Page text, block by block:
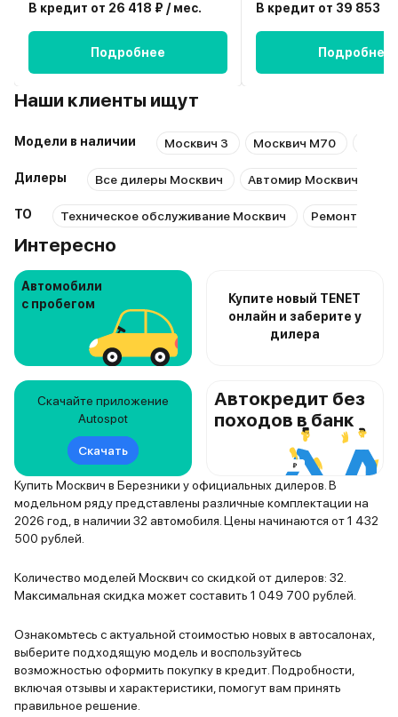
В кредит от 26 418 ₽ / мес.
Подробнее
В кредит от 39 853 ₽
Подробнее
Наши клиенты ищут
Модели в наличии Москвич 3 Москвич М70
Дилеры Все дилеры Москвич Автомир Москвич
ТО Техническое обслуживание Москвич Ремонт
Интересно
Автомобили
с пробегом
Купите новый TENET
онлайн и заберите у
дилера
Скачайте приложение
Autospot
Скачать
Автокредит без
походов в банк
Купить Москвич в Березники у официальных дилеров. В
модельном ряду представлены различные комплектации на
2026 год, в наличии 32 автомобиля. Цены начинаются от 1 432
500 рублей.
Количество моделей Москвич со скидкой от дилеров: 32.
Максимальная скидка может составить 1 049 700 рублей.
Ознакомьтесь с актуальной стоимостью новых в автосалонах,
выберите подходящую модель и воспользуйтесь
возможностью оформить покупку в кредит. Подробности,
включая отзывы и характеристики, помогут вам принять
правильное решение.